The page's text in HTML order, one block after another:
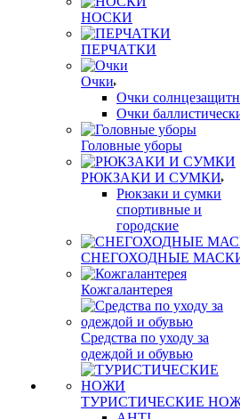
НОСКИ
ПЕРЧАТКИ
Очки
Очки
Очки
Головные уборы
РЮКЗАКИ И СУМКИ
Рюкзаки и сумки
спортивные и
городские
СНЕГОХОДНЫЕ
Кожгалантерея
Средства по уходу за
одеждой и обувью
ТУРИСТИЧЕСКИЕ